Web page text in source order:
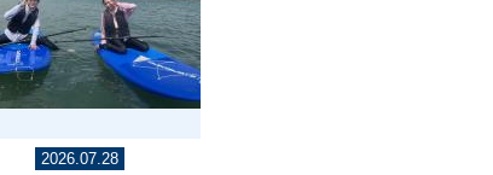
2026.07.28